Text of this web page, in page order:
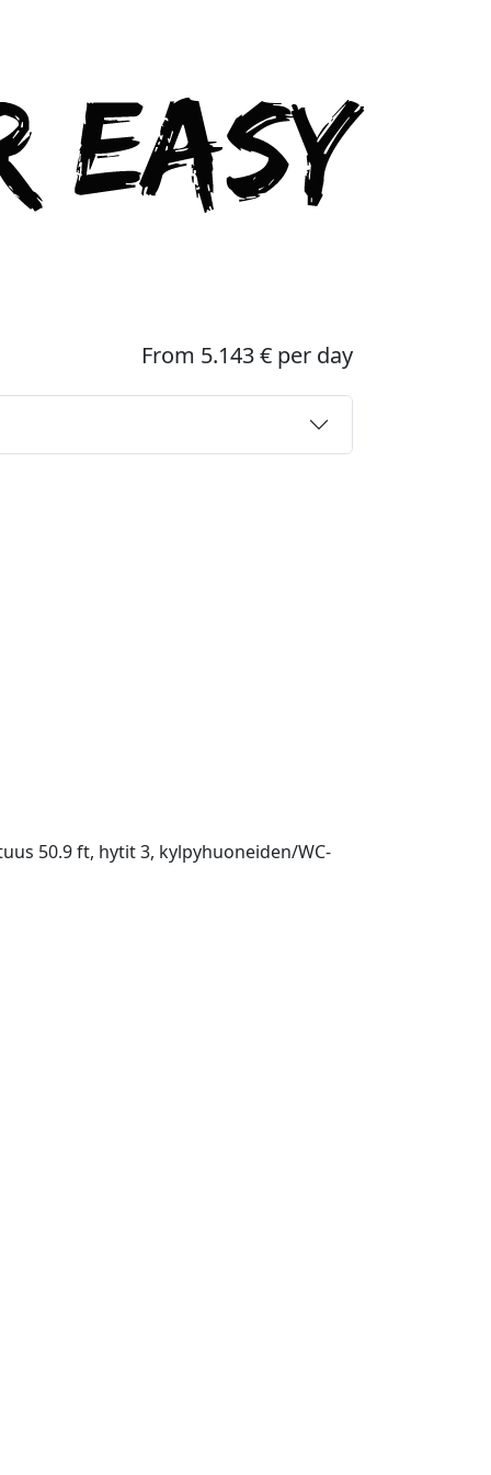
From 5.143 € per day
50.9 ft, hytit 3, kylpyhuoneiden/WC-